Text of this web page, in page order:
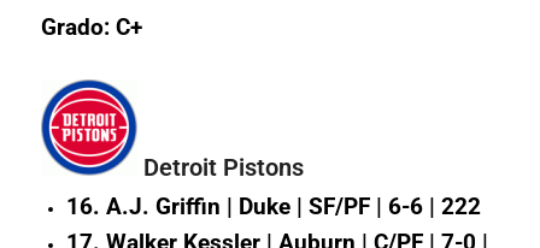
Grado: C+
Detroit Pistons
16. A.J. Griffin | Duke | SF/PF | 6-6 | 222